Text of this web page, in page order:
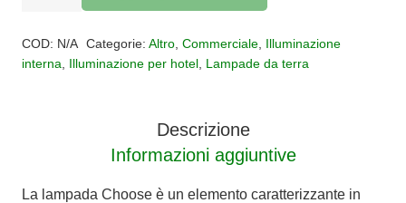
CHOOSE
COD: N/A Categorie: Altro, Commerciale, Illuminazione
interna
Illuminazione per hotel Lampade da terra
Descrizione
Informazioni aggiuntive
La lampada Choose è un elemento caratterizzante in